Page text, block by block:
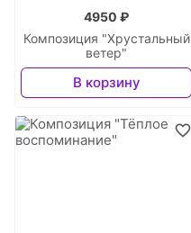
Композиция "Хрустальный
ветер"
4950 ₽
В корзину